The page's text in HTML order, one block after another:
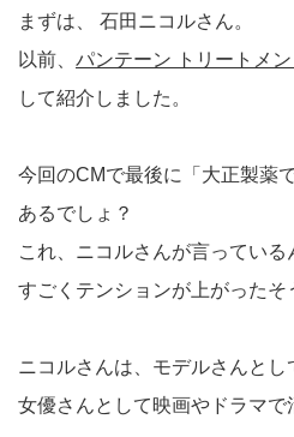
まずは、 石田ニコルさん。
以前、 パンテーン トリートメ
して紹介しました。
今回のCMで最後に「大正製薬
あるでしょ？
これ、ニコルさんが言っている
すごくテンションが上がったそ
ニコルさんは、モデルさんとし
女優さんとして映画やドラマで